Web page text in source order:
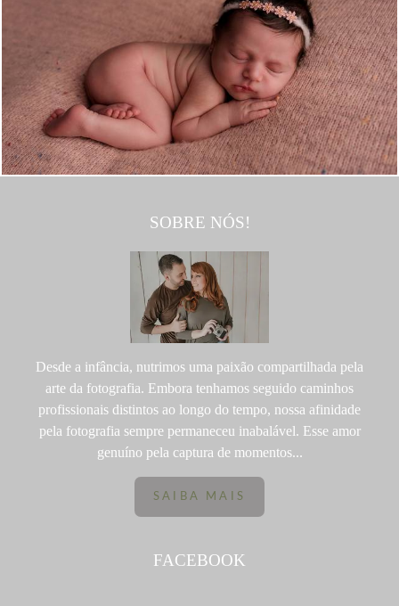
939 0
SOBRE NÓS!
Desde a infância, nutrimos uma paixão compartilhada pela
arte da fotografia. Embora tenhamos seguido caminhos
profissionais distintos ao longo do tempo, nossa afinidade
pela fotografia sempre permaneceu inabalável. Esse amor
genuíno pela captura de momentos...
SAIBA MAIS
FACEBOOK